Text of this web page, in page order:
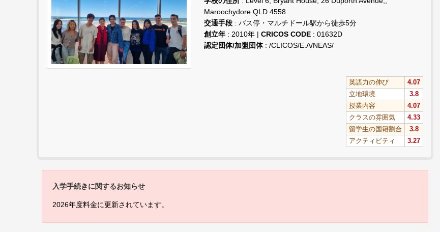
Maroochydore QLD 4558
交通手段 : バス停・マルチドール駅から徒歩5分
創立年 : 2010年 | CRICOS CODE : 01632D
認定団体/加盟団体: /CLICOS/E.A/NEAS/
英語力の伸び
4.07
立地環境
3.8
授業内容
4.07
クラスの雰囲気
4.33
留学生の国籍割合
3.8
アクティビティ
3.27
入学手続きに関するお知らせ
2026年度料金に更新されています。